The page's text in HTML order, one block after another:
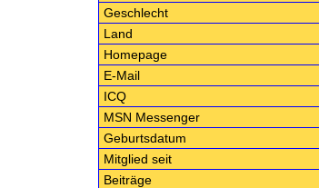
Geschlecht
Land
Homepage
E-Mail
ICQ
MSN Messenger
Geburtsdatum
Mitglied seit
Beiträge